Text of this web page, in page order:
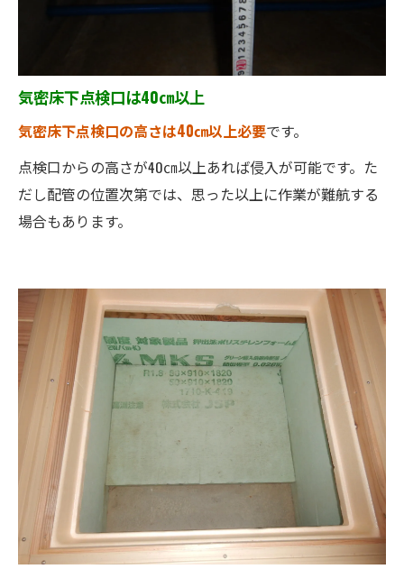
気密床下点検口は40㎝以上
気密床下点検口の高さは40㎝以上必要です。
点検口からの高さが40㎝以上あれば侵入が可能です。た
だし配管の位置次第では、思った以上に作業が難航する
場合もあります。